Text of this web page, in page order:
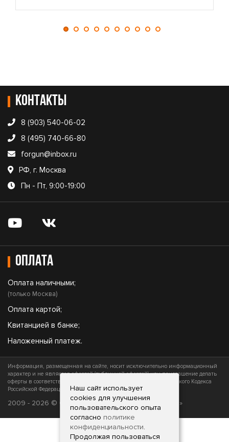
Контакты
8 (903) 540-06-02
8 (495) 740-66-80
forgun@inbox.ru
РФ, г. Москва
Пн - Пт, 9:00-19:00
Оплата
Оплата наличными;
(только Москва)
Оплата картой;
Квитанцией в банке;
Наложенный платеж.
Информация, размещенная на сайте, носит исключительно информационный
характер и не является офертой (публичной офертой) или приглашение делать
оферты в соответствии со статьями 435 и 437 (часть 2) Гражданского Кодекса
Российской Федерации
2009 - 2026 © ФОРГАН - «Все для вашего оружия»
Наш сайт использует
cookies для улучшения
пользовательского опыта
согласно политике
конфиденциальности.
Продолжая пользоваться